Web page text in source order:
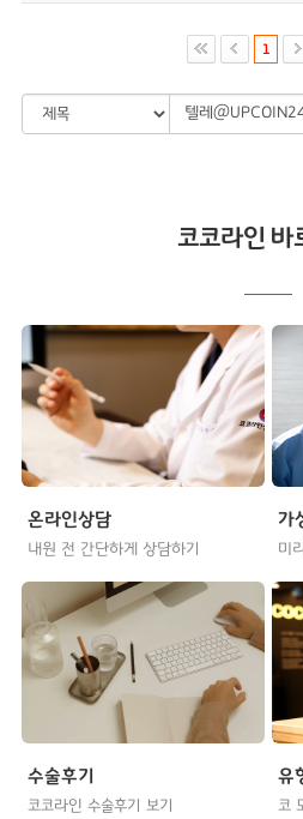
1
코코라인 바
온라인상담
내원 전 간단하게 상담하기
가
미
수술후기
코코라인 수술후기 보기
유
코